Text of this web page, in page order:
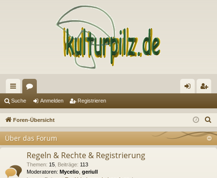
ch
ne
ug
en m
de
ist
re
Suche Anmelden Registrieren
Foren-Übersicht
Über das Forum
Regeln & Rechte & Registrierung
Themen: 15 Beiträge: 113
Moderatoren: Mycelio geriull